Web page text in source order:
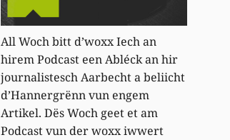
All Woch bitt d’woxx Iech an
hirem Podcast een Abléck an hir
journalistesch Aarbecht a beliicht
d’Hannergrënn vun engem
Artikel. Dës Woch geet et am
Podcast vun der woxx iwwert